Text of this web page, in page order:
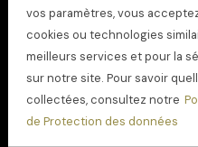
vos paramètres, vous
cookies ou technologies
meilleurs services et pour la
sur notre site. Pour savoir
collectées, consultez notre
de Protection des données